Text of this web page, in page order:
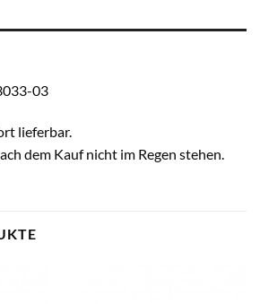
03
lieferbar.
dem Kauf nicht im Regen stehen.